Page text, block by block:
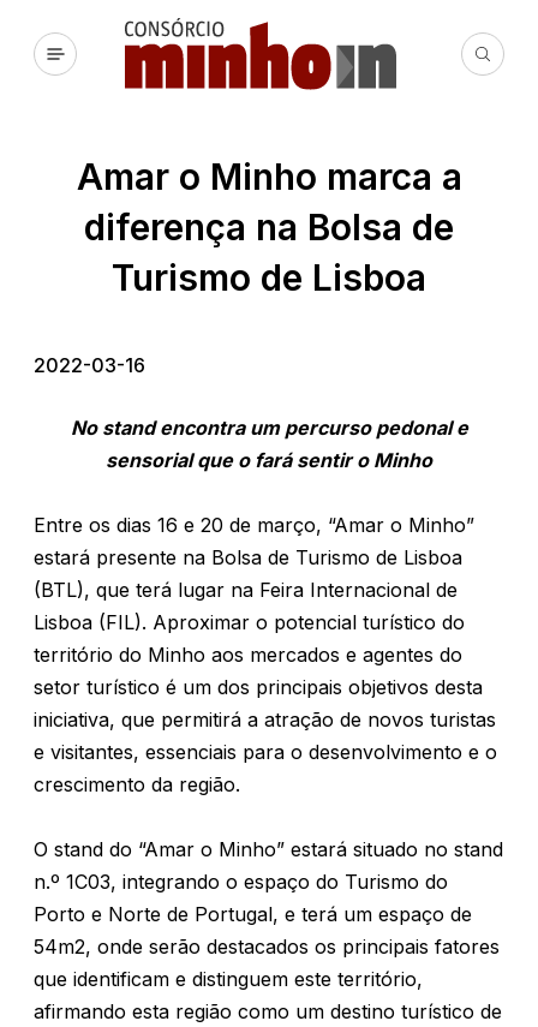
Amar o Minho marca a
diferença na Bolsa de
Turismo de Lisboa
2022-03-16
No stand encontra um percurso pedonal e
sensorial que o fará sentir o Minho
Entre os dias 16 e 20 de março, “Amar o Minho”
estará presente na Bolsa de Turismo de Lisboa
(BTL), que terá lugar na Feira Internacional de
Lisboa (FIL). Aproximar o potencial turístico do
território do Minho aos mercados e agentes do
setor turístico é um dos principais objetivos desta
iniciativa, que permitirá a atração de novos turistas
e visitantes, essenciais para o desenvolvimento e o
crescimento da região.
O stand do “Amar o Minho” estará situado no stand
n.º 1C03, integrando o espaço do Turismo do
Porto e Norte de Portugal, e terá um espaço de
54m2, onde serão destacados os principais fatores
que identificam e distinguem este território,
afirmando esta região como um destino turístico de